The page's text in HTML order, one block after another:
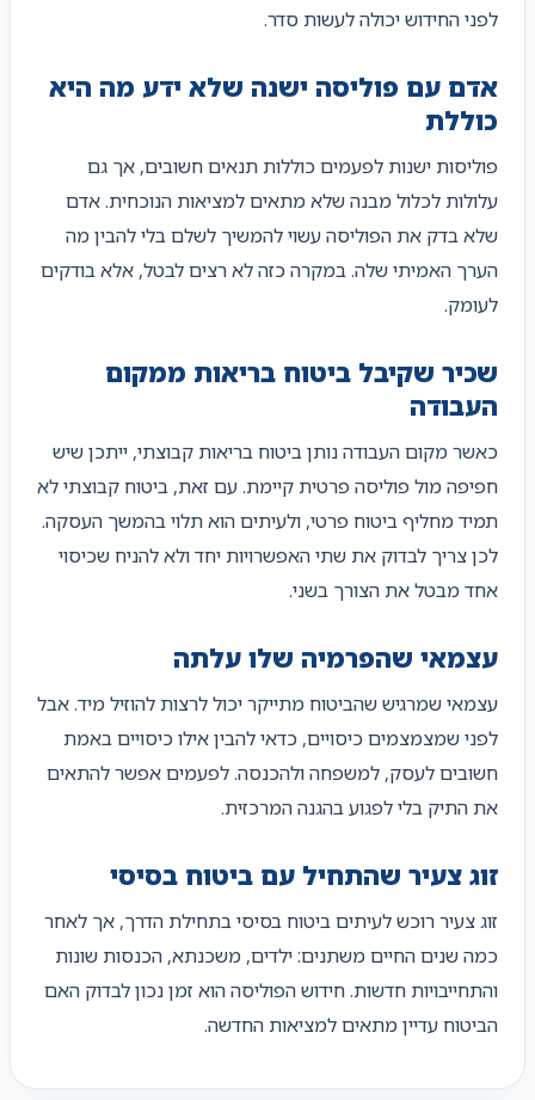
לפני החידוש יכולה לעשות סדר.
אדם עם פוליסה ישנה שלא ידע מה היא
כוללת
פוליסות ישנות לפעמים כוללות תנאים חשובים, אך גם
עלולות לכלול מבנה שלא מתאים למציאות הנוכחית. אדם
שלא בדק את הפוליסה עשוי להמשיך לשלם בלי להבין מה
הערך האמיתי שלה. במקרה כזה לא רצים לבטל, אלא בודקים
לעומק.
שכיר שקיבל ביטוח בריאות ממקום
העבודה
כאשר מקום העבודה נותן ביטוח בריאות קבוצתי, ייתכן שיש
חפיפה מול פוליסה פרטית קיימת. עם זאת, ביטוח קבוצתי לא
תמיד מחליף ביטוח פרטי, ולעיתים הוא תלוי בהמשך העסקה.
לכן צריך לבדוק את שתי האפשרויות יחד ולא להניח שכיסוי
אחד מבטל את הצורך בשני.
עצמאי שהפרמיה שלו עלתה
עצמאי שמרגיש שהביטוח מתייקר יכול לרצות להוזיל מיד. אבל
לפני שמצמצמים כיסויים, כדאי להבין אילו כיסויים באמת
חשובים לעסק, למשפחה ולהכנסה. לפעמים אפשר להתאים
את התיק בלי לפגוע בהגנה המרכזית.
זוג צעיר שהתחיל עם ביטוח בסיסי
זוג צעיר רוכש לעיתים ביטוח בסיסי בתחילת הדרך, אך לאחר
כמה שנים החיים משתנים: ילדים, משכנתא, הכנסות שונות
והתחייבויות חדשות. חידוש הפוליסה הוא זמן נכון לבדוק האם
הביטוח עדיין מתאים למציאות החדשה.